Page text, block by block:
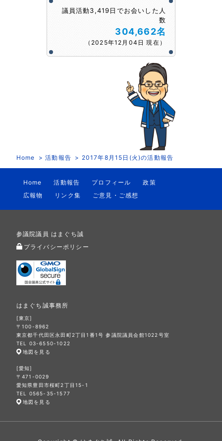
議員活動3,419日でお会いした人
数
304,662名
（2025年12月04日 現在）
Home 活動報告 2017年8月15日(火)の活動報告
Home 活動報告 プロフィール
政策
広報物
リンク集 ご意見・ご感想
参議院議員 はまぐち誠
プライバシーポリシー
はまぐち誠事務所
[東京]
〒100-8962
東京都千代田区永田町2丁目1番1号 参議院議員会館1022号室
TEL 03-6550-1022
地図を見る
[愛知]
〒471-0029
愛知県豊田市桜町2丁目15-1
TEL 0565-35-1577
地図を見る